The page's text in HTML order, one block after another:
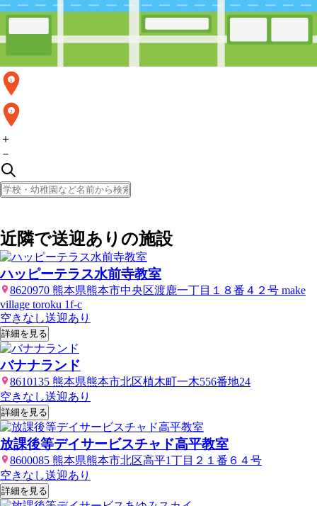
1
2
＋
－
近隣で送迎ありの施設
ハッピーテラス水前寺教室
8620970 熊本県熊本市中央区渡鹿一丁目１８番４２号 make
village toroku 1f-c
空きなし送迎あり
詳細を見る
バナナランド
8610135 熊本県熊本市北区植木町一木556番地24
空きなし送迎あり
詳細を見る
放課後等デイサービスチャド高平教室
8600085 熊本県熊本市北区高平1丁目２１番６４号
空きなし送迎あり
詳細を見る